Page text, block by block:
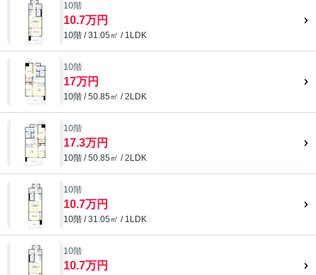
10階
10.7万円
10階 / 31.05㎡ / 1LDK
10階
17万円
10階 / 50.85㎡ / 2LDK
10階
17.3万円
10階 / 50.85㎡ / 2LDK
10階
10.7万円
10階 / 31.05㎡ / 1LDK
10階
10.7万円